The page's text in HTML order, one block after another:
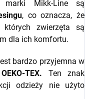
marki Mikk-Line są
, co oznacza, że
zwierzęta są
dla ich komfortu.
bardzo przyjemna w
OEKO-TEX. Ten znak
odzieży nie użyto